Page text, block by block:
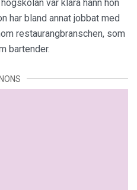
var klara hann hon
har bland annat jobbat med
restaurangbranschen, som
bartender.